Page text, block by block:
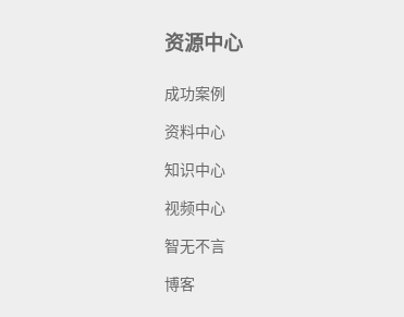
资源中心
成功案例
资料中心
知识中心
视频中心
智无不言
博客